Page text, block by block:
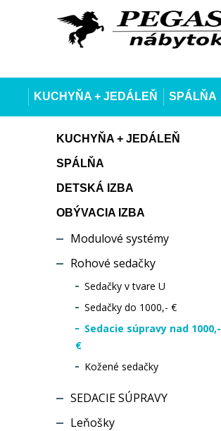
KUCHYŇA + JEDÁLEŇ SPÁLŇA
KUCHYŇA + JEDÁLEŇ
SPÁLŇA
DETSKÁ IZBA
OBÝVACIA IZBA
Modulové systémy
Rohové sedačky
Sedačky v tvare U
Sedačky do 1000,- €
Sedacie súpravy nad 1000,-
€
Kožené sedačky
SEDACIE SÚPRAVY
Leňošky